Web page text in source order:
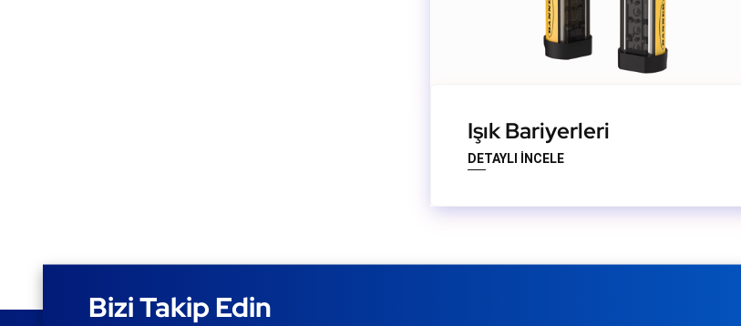
Işık Bariyerleri
DETAYLI İNCELE
Bizi Takip Edin